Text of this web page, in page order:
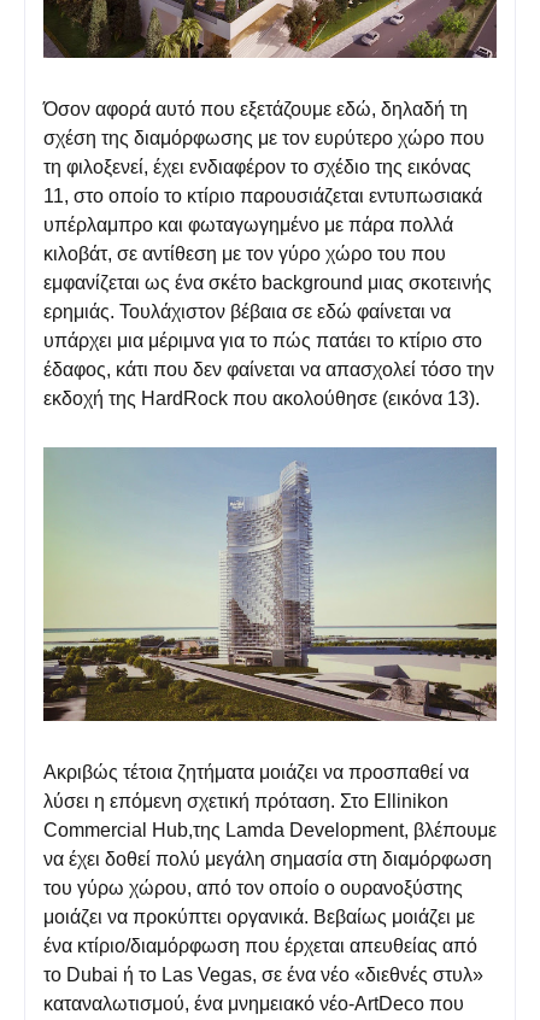
Όσον αφορά αυτό που εξετάζουμε εδώ, δηλαδή τη
σχέση της διαμόρφωσης με τον ευρύτερο χώρο που
τη φιλοξενεί, έχει ενδιαφέρον το σχέδιο της εικόνας
11, στο οποίο το κτίριο παρουσιάζεται εντυπωσιακά
υπέρλαμπρο και φωταγωγημένο με πάρα πολλά
κιλοβάτ, σε αντίθεση με τον γύρο χώρο του που
εμφανίζεται ως ένα σκέτο background μιας σκοτεινής
ερημιάς. Τουλάχιστον βέβαια σε εδώ φαίνεται να
υπάρχει μια μέριμνα για το πώς πατάει το κτίριο στο
έδαφος, κάτι που δεν φαίνεται να απασχολεί τόσο την
εκδοχή της HardRock που ακολούθησε (εικόνα 13).
Ακριβώς τέτοια ζητήματα μοιάζει να προσπαθεί να
λύσει η επόμενη σχετική πρόταση. Στο Ellinikon
Commercial Hub,της Lamda Development, βλέπουμε
να έχει δοθεί πολύ μεγάλη σημασία στη διαμόρφωση
του γύρω χώρου, από τον οποίο ο ουρανοξύστης
μοιάζει να προκύπτει οργανικά. Βεβαίως μοιάζει με
ένα κτίριο/διαμόρφωση που έρχεται απευθείας από
το Dubai ή το Las Vegas, σε ένα νέο «διεθνές στυλ»
καταναλωτισμού, ένα μνημειακό νέο-ArtDeco που